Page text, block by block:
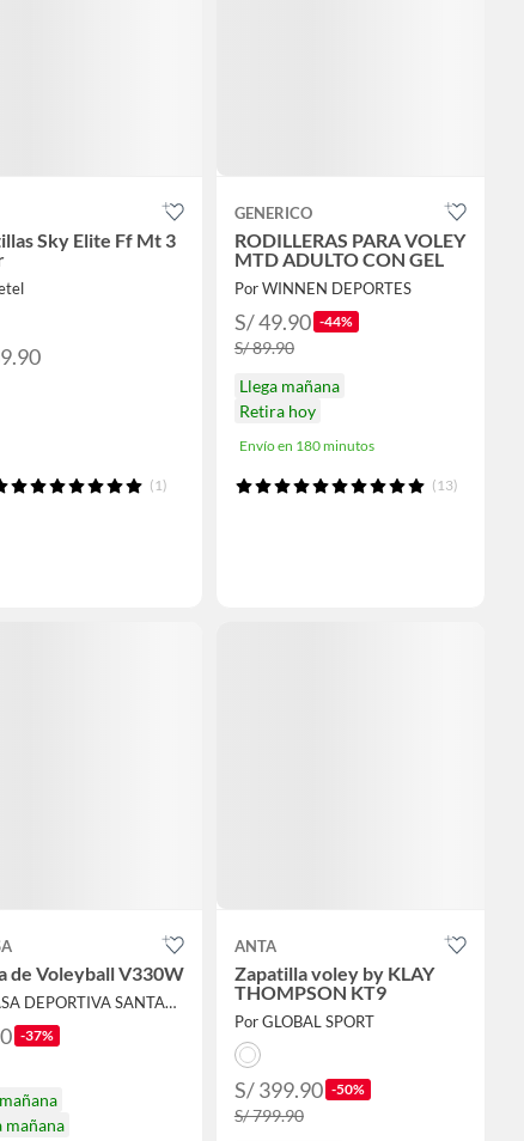
Sky Elite Ff Mt 3
(1)
GENERICO
RODILLERAS PARA VOLEY
MTD ADULTO CON GEL
Por WINNEN DEPORTES
S/ 49.90 -44%
S/ 89.90
Llega mañana
Retira hoy
Envío en 180 minutos
(13)
de Voleyball V330W
Por CASA DEPORTIVA SANTANDER
-37%
mañana
ANTA
Zapatilla voley by KLAY
THOMPSON KT9
Por GLOBAL SPORT
S/ 399.90 -50%
S/ 799.90